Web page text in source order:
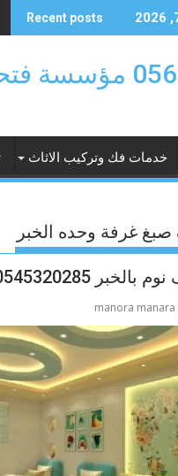
Recent posts
0563791367
خدمات فك وتركيب الاثاث
غرفة وحده الخبر
0545320285
manora manara